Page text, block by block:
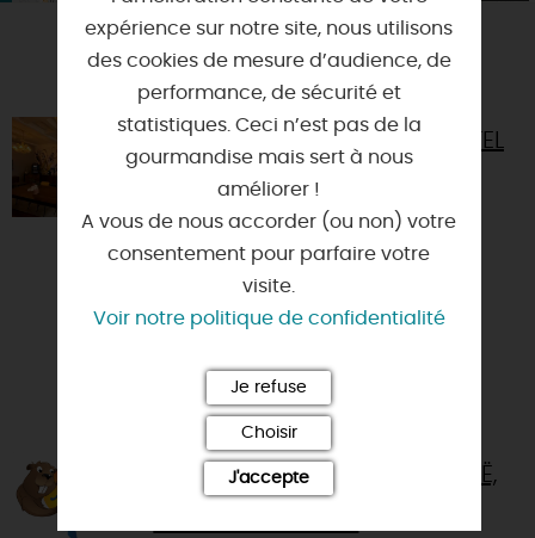
URBAN JUNGLE ORLÉANS HÔTEL
45000 - ORLEANS
Le Grand Hôtel se transforme et
devient un boutique-hôtel éco-
responsable "Urban Jungle. Hôtel
Orléans." ! Vous êtes accueilli a...
AVENTURE OUTDOOR - CANOË,
KAYAK, STAND UP PADDLE,
expérience sur notre site, nous utilisons
des cookies de mesure d’audience, de
performance, de sécurité et
statistiques. Ceci n’est pas de la
gourmandise mais sert à nous
améliorer !
A vous de nous accorder (ou non) votre
consentement pour parfaire votre
visite.
Voir notre politique de confidentialité
Je refuse
Choisir
J'accepte